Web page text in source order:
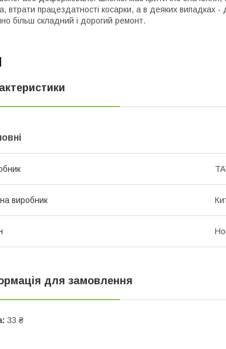
втрати працездатності косарки, а в деяких
більш складний і дорогий ремонт.
виробник
для замовлення
33 ₴